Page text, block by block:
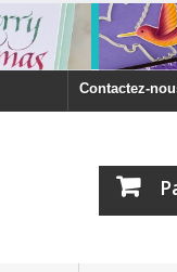
Contactez-